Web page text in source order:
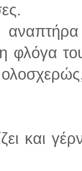
φλόγα
και